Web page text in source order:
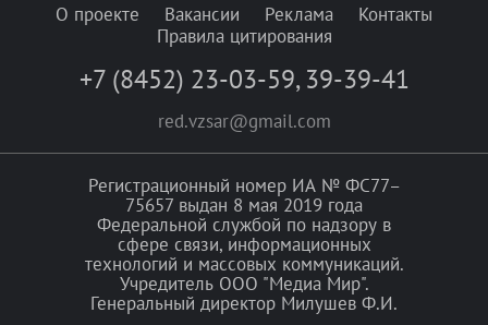
О проекте Вакансии Реклама
Контакты
Правила цитирования
+7 (8452) 23-03-59, 39-39-41
red.vzsar@gmail.com
Регистрационный номер ИА № ФС77–
75657 выдан 8 мая 2019 года
Федеральной службой по надзору в
сфере связи, информационных
технологий и массовых коммуникаций.
Учредитель ООО "Медиа Мир".
Генеральный директор Милушев Ф.И.